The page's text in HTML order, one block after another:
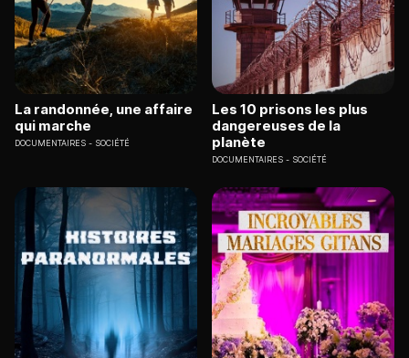
La randonnée, une affaire
qui marche
DOCUMENTAIRES SOCIÉTÉ
Les 10 prisons les plus
dangereuses de la
planète
DOCUMENTAIRES SOCIÉTÉ